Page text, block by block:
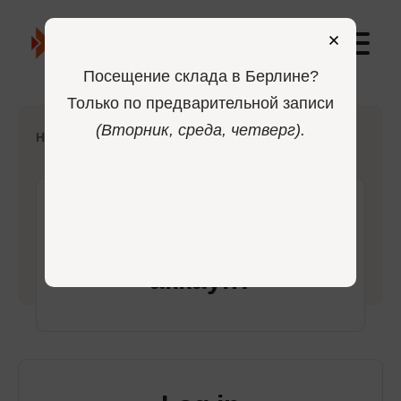
Home Login
аккаунт
Посещение склада в Берлине?
Только по предварительной записи
(Вторник, среда, четверг).